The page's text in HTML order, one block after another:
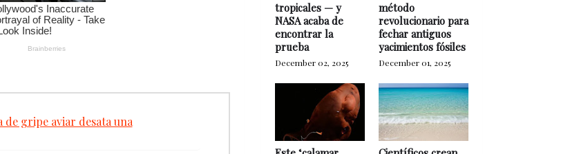
gripe aviar desata una
tropicales — y
NASA acaba de
encontrar la
prueba
December 02, 2025
método
revolucionario para
fechar antiguos
yacimientos fósiles
December 01, 2025